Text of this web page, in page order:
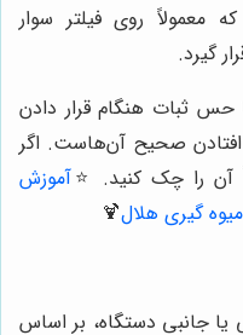
معمولاً روی فیلتر سوار
گیرد.
ثبات هنگام قرار دادن
افتادن صحیح آن‌هاست. اگر
آن را چک کنید. ⭐️آموزش
گیری هلال🍹
جانبی دستگاه، بر اساس